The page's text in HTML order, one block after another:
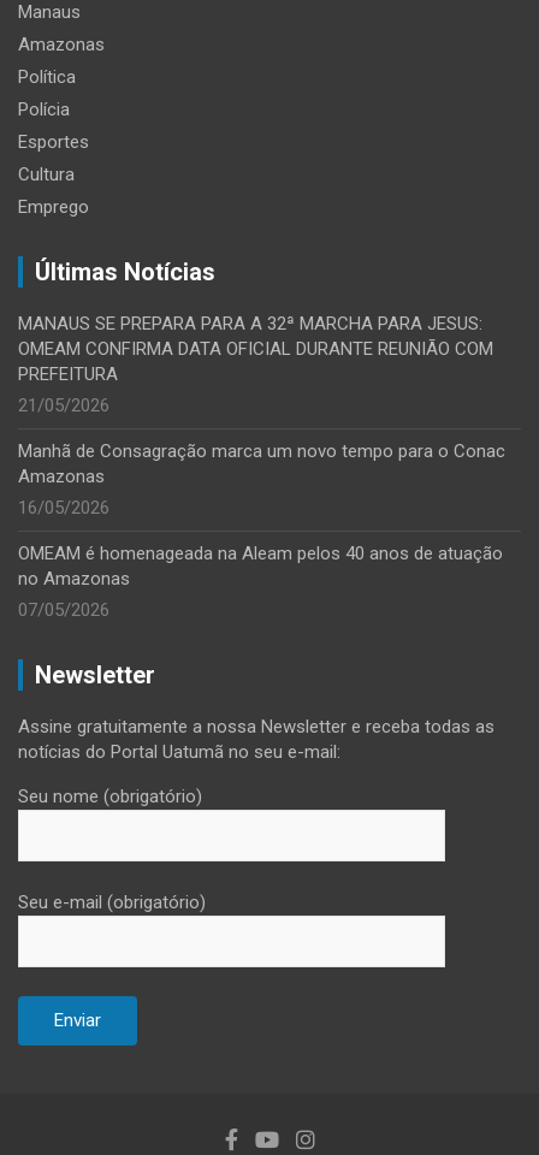
Manaus
Amazonas
Política
Polícia
Esportes
Cultura
Emprego
Últimas Notícias
MANAUS SE PREPARA PARA A 32ª MARCHA PARA JESUS:
OMEAM CONFIRMA DATA OFICIAL DURANTE REUNIÃO COM
PREFEITURA
21/05/2026
Manhã de Consagração marca um novo tempo para o Conac
Amazonas
16/05/2026
OMEAM é homenageada na Aleam pelos 40 anos de atuação
no Amazonas
07/05/2026
Newsletter
Assine gratuitamente a nossa Newsletter e receba todas as
notícias do Portal Uatumã no seu e-mail:
Seu nome (obrigatório)
Seu e-mail (obrigatório)